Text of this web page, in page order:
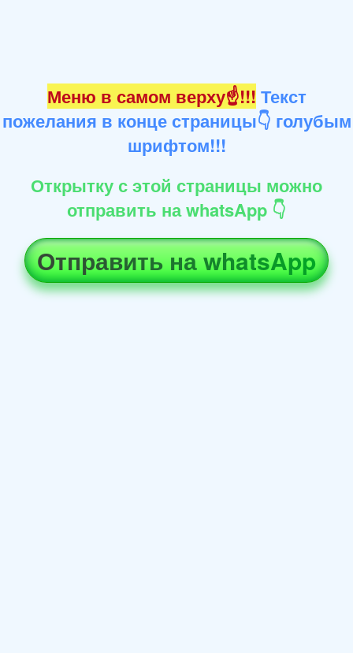
Меню в самом верху☝!!! Текст
пожелания в конце страницы👇 голубым
шрифтом!!!
Открытку с этой страницы можно
отправить на whatsApp 👇
Отправить на whatsApp